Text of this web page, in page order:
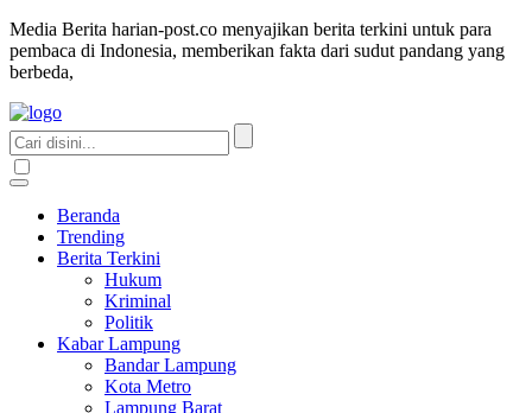
Media Berita harian-post.co menyajikan berita terkini untuk para
pembaca di Indonesia, memberikan fakta dari sudut pandang yang
berbeda,
Beranda
Trending
Berita Terkini
Hukum
Kriminal
Politik
Kabar Lampung
Bandar Lampung
Kota Metro
Lampung Barat